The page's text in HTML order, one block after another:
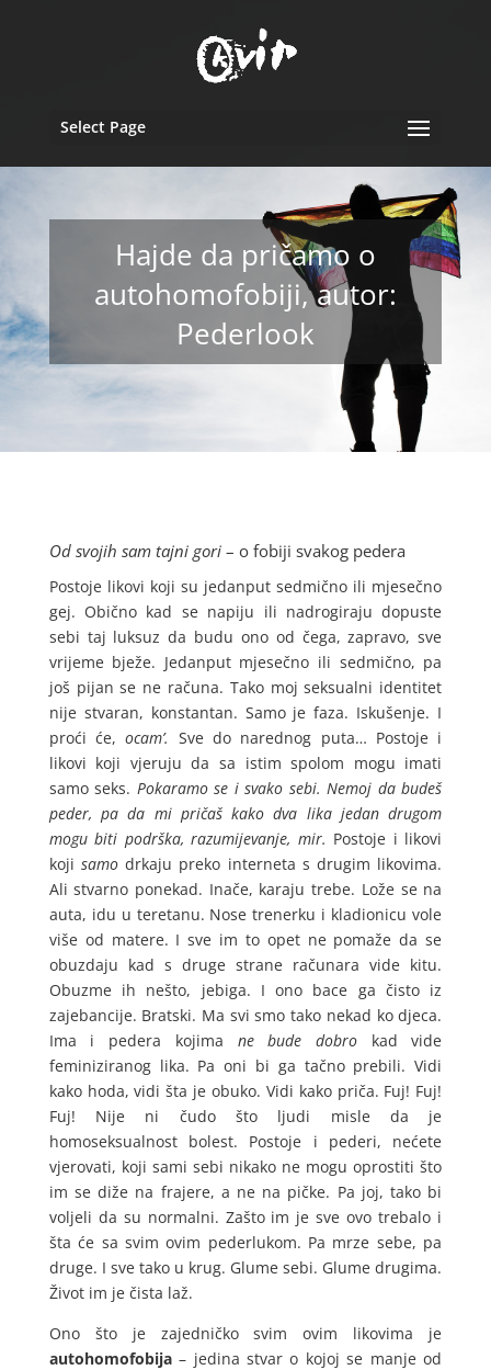
Select Page
Hajde da pričamo o
autohomofobiji, autor:
Pederlook
Od svojih sam tajni gori– o fobiji svakog pedera
Postoje likovi koji su jedanput sedmično ili mjesečno
gej. Obično kad se napiju ili nadrogiraju dopuste
sebi taj luksuz da budu ono od čega, zapravo, sve
vrijeme bježe. Jedanput mjesečno ili sedmično, pa
još pijan se ne računa. Tako moj seksualni identitet
nije stvaran, konstantan. Samo je faza. Iskušenje. I
proći će,ocam’. Sve do narednog puta… Postoje i
likovi koji vjeruju da sa istim spolom mogu imati
samo seks. Pokaramo se i svako sebi. Nemoj da budeš
peder, pa da mi pričaš kako dva lika jedan drugom
mogu biti podrška, razumijevanje, mir. Postoje i likovi
koji samo drkaju preko interneta s drugim likovima.
Ali stvarno ponekad. Inače, karaju trebe. Lože se na
auta, idu u teretanu. Nose trenerku i kladionicu vole
više od matere. I sve im to opet ne pomaže da se
obuzdaju kad s druge strane računara vide kitu.
Obuzme ih nešto, jebiga. I ono bace ga čisto iz
zajebancije. Bratski. Ma svi smo tako nekad ko djeca.
Ima i pedera kojima ne bude dobrokad vide
feminiziranog lika. Pa oni bi ga tačno prebili. Vidi
kako hoda, vidi šta je obuko. Vidi kako priča. Fuj! Fuj!
Fuj! Nije ni čudo što ljudi misle da je
homoseksualnost bolest. Postoje i pederi, nećete
vjerovati, koji sami sebi nikako ne mogu oprostiti što
im se diže na frajere, a ne na pičke. Pa joj, tako bi
voljeli da su normalni. Zašto im je sve ovo trebalo i
šta će sa svim ovim pederlukom. Pa mrze sebe, pa
druge. I sve tako u krug. Glume sebi. Glume drugima.
Život im je čista laž.
Ono što je zajedničko svim ovim likovima je
autohomofobija– jedina stvar o kojoj se manje od